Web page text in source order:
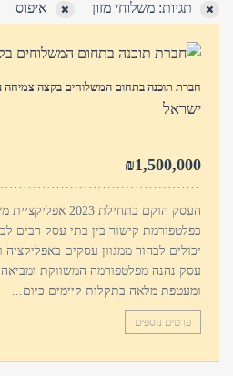
זכור אותי
לא רשום לאתר? ★ הירשם כאן!
טלפון
חזור לאתרהתחבר
תגיות: משלוחי מזון איפוס
חברת תוכנה בתחום המשלוחים בקצה צמיחה
ישראל
₪1,500,000
העסק הוקם בתחילת
כפלטפורמת קישור בין בתי עסק רבים
יכולים לבחור ממגוון עסקים
עסק נהנה מפלטפורמה המשווקת
ומעטפת מלאה בתקלות קיימים כיום...
פרטים נוספים